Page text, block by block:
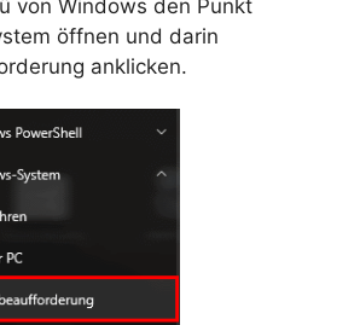
von Windows den Punkt
öffnen und darin
anklicken.